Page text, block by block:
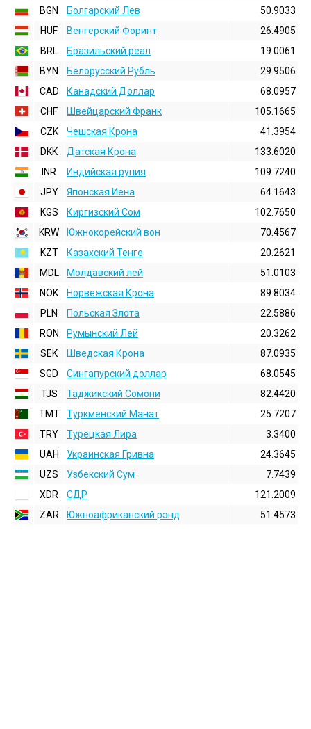
BGN
Болгарский Лев
50.9033
HUF
Венгерский Форинт
26.4905
BRL
Бразильский реал
19.0061
BYN
Белорусский Рубль
29.9506
CAD
Канадский Доллар
68.0957
CHF
Швейцарский Франк
105.1665
CZK
Чешская Крона
41.3954
DKK
Датская Крона
133.6020
INR
Индийская pупия
109.7240
JPY
Японская Иена
64.1643
KGS
Киргизский Сом
102.7650
KRW
Южнокорейский вон
70.4567
KZT
Казахский Тенге
20.2621
MDL
Молдавский лей
51.0103
NOK
Норвежская Крона
89.8034
PLN
Польская Злота
22.5886
RON
Румынский Лей
20.3262
SEK
Шведская Крона
87.0935
SGD
Сингапурский доллар
68.0545
TJS
Таджикский Сомони
82.4420
TMT
Туркменский Манат
25.7207
TRY
Турецкая Лира
3.3400
UAH
Украинская Гривна
24.3645
UZS
Узбекский Сум
7.7439
XDR
СДР
121.2009
ZAR
Южноафриканский рэнд 51.4573